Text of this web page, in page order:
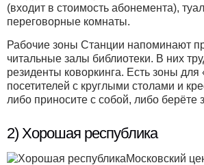
(входит в стоимость абонемента),
переговорные комнаты.
Рабочие зоны Станции напоминают
читальные залы библиотеки. В них
резиденты коворкинга. Есть зоны для
посетителей с круглыми столами и
либо приносите с собой, либо берёте
2) Хорошая республика
Московский